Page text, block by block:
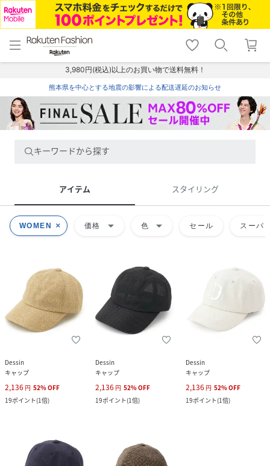
menu home
トップ
shopping_cart lock_outline
ログイン
3,980円(税込)以上のお買い物で送料無料！
熊本県を中心とする地震の影響による配送遅延のお知らせ
キーワードから探す
アイテム スタイリング
WOMEN 価格 arrow_drop_down 色 arrow_drop_down セール スーパ
Dessin
キャップ
2,136 円 52%OFF
19ポイント(1倍)
Dessin
キャップ
2,136 円 52%OFF
19ポイント(1倍)
Dessin
キャップ
2,136 円 52%OFF
19ポイント(1倍)